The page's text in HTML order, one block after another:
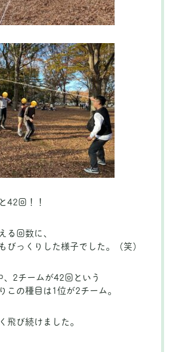
42回！！
る回数に、
びっくりした様子でした。（笑）
、2チームが42回という
この種目は1位が2チーム。
飛び続けました。